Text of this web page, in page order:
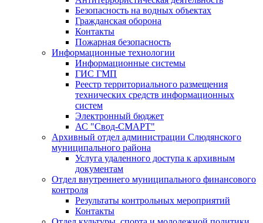
Безопасность на водных объектах
Гражданская оборона
Контакты
Пожарная безопасность
Информационные технологии
Информационные системы
ГИС ГМП
Реестр территориального размещения
технических средств информационных
систем
Электронный бюджет
АС "Свод-СМАРТ"
Архивный отдел администрации Слюдянского
муниципального района
Услуга удаленного доступа к архивным
документам
Отдел внутреннего муниципального финансового
контроля
Результаты контрольных мероприятий
Контакты